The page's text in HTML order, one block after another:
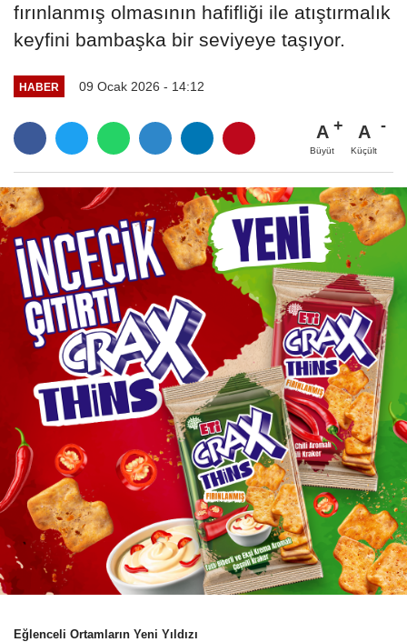
fırınlanmış olmasının hafifliği ile atıştırmalık
keyfini bambaşka bir seviyeye taşıyor.
HABER 09 Ocak 2026 - 14:12
A
Büyüt
A
Küçült
Eğlenceli Ortamların Yeni Yıldızı